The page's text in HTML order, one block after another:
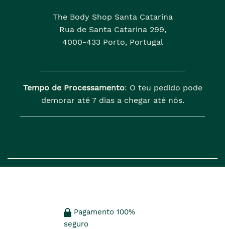
The Body Shop Santa Catarina
Rua de Santa Catarina 299,
4000-433 Porto, Portugal
Tempo de Processamento: O teu pedido pode
demorar até 7 dias a chegar até nós.
Pagamento 100%
seguro